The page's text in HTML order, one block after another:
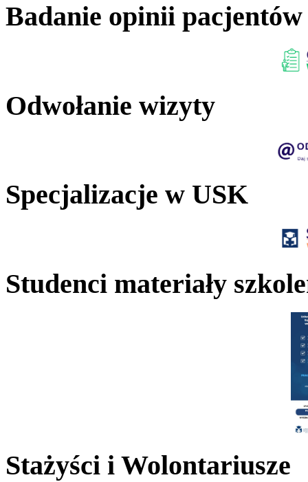
Badanie opinii pacjentów
Odwołanie wizyty
Specjalizacje w USK
Studenci materiały
Stażyści i Wolontariusze